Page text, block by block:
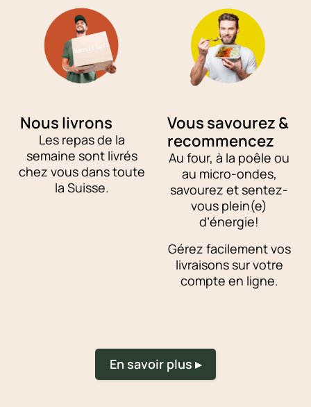
Nous livrons
Les repas de la
semaine sont livrés
chez vous dans toute
la Suisse.
Vous savourez &
recommencez
Au four, à la poêle ou
au micro-ondes,
savourez et sentez-
vous plein(e)
d’énergie!
Gérez facilement vos
livraisons sur votre
compte en ligne.
En savoir plus ▸